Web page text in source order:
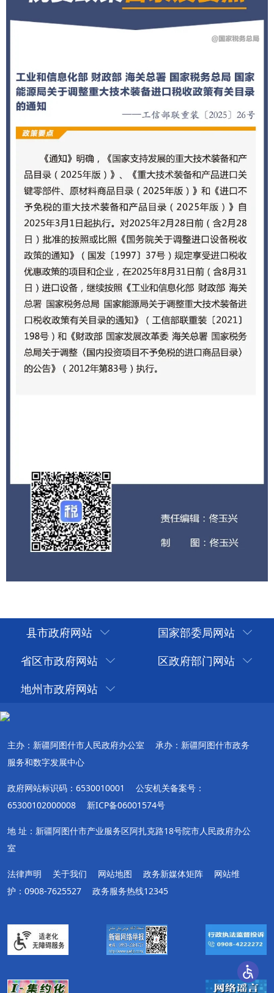
县市政府网站
国家部委局网站
省区市政府网站
区政府部门网站
地州市政府网站
主办：新疆阿图什市人民政府办公室
承办：新疆阿图什市政务
服务和数字发展中心
政府网站标识码：6530010001
公安机关备案号：
65300102000008
新ICP备06001574号
地 址：新疆阿图什市产业服务区阿扎克路18号院市人民政府办公
室
法律声明 关于我们 网站地图 政务新媒体矩阵
网站维
护：0908-7625527
政务服务热线12345